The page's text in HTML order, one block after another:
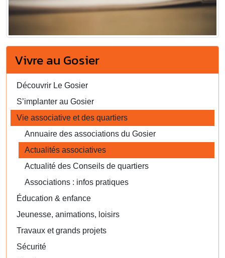
Vivre au Gosier
Découvrir Le Gosier
S’implanter au Gosier
Vie associative et des quartiers
Annuaire des associations du Gosier
Actualités associatives
Actualité des Conseils de quartiers
Associations : infos pratiques
Éducation & enfance
Jeunesse, animations, loisirs
Travaux et grands projets
Sécurité